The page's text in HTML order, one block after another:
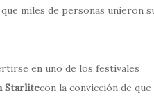
miles de personas unieron
en uno de los festivales
Starlitecon la convicción de que